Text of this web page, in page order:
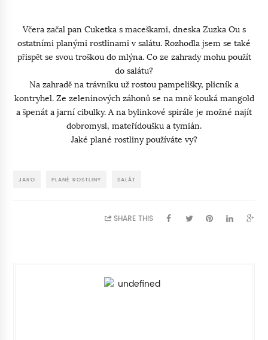
Včera začal pan Cuketka s maceškami, dneska Zuzka Ou s
ostatními planými rostlinami v salátu. Rozhodla jsem se také
přispět se svou troškou do mlýna. Co ze zahrady mohu použít
do salátu?
Na zahradě na trávníku už rostou pampelišky, plicník a
kontryhel. Ze zeleninových záhonů se na mně kouká mangold
a špenát a jarní cibulky. A na bylinkové spirále je možné najít
dobromysl, mateřídoušku a tymián.
Jaké plané rostliny používáte vy?
JARO PLANÉ ROSTLINY SALÁT
SHARE THIS